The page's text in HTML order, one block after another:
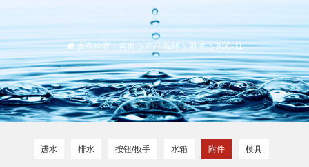
所在位置：首页 产品系列 附件 A50-11
进水 排水 按钮/扳手 水箱 附件 模具